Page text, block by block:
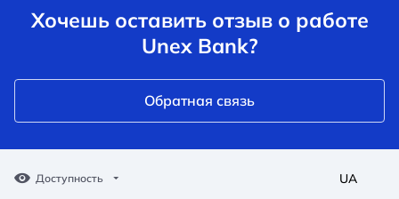
Хочешь оставить отзыв о работе
Unex Bank?
Обратная связь
Доступность UA